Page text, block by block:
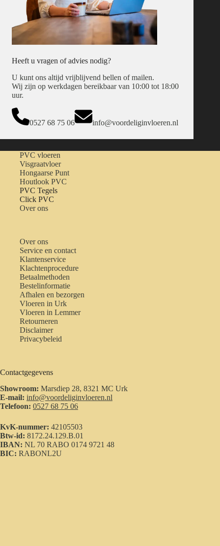
Heeft u vragen of advies nodig?
U kunt ons altijd vrijblijvend bellen of mailen.
Wij zijn op werkdagen bereikbaar van 10:00 tot 18:00
uur.
0527 68 75 06 info@voordeliginvloeren.nl
PVC vloeren
Visgraatvloer
Hongaarse Punt
Houtlook PVC
PVC Tegels
Click PVC
Over ons
Over ons
Service en contact
Klantenservice
Klachtenprocedure
Betaalmethoden
Bestelinformatie
Afhalen en bezorgen
Vloeren in Urk
Vloeren in Lemmer
Retourneren
Disclaimer
Privacybeleid
Contactgegevens
Showroom: Marsdiep 28, 8321 MC Urk
E-mail: info@voordeliginvloeren.nl
Telefoon: 0527 68 75 06
KvK-nummer: 42105503
Btw-id: 8172.24.129.B.01
IBAN: NL 70 RABO 0174 9721 48
BIC: RABONL2U